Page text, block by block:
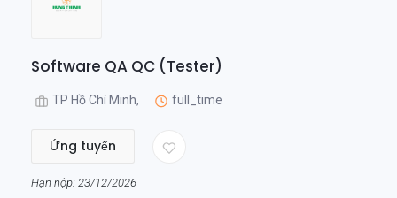
Software QA QC (Tester)
TP Hồ Chí Minh, full_time
Ứng tuyển
Hạn nộp: 23/12/2026